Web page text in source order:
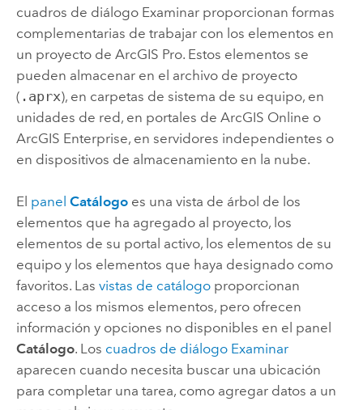
cuadros de diálogo Examinar proporcionan formas
complementarias de trabajar con los elementos en
un proyecto de ArcGIS Pro. Estos elementos se
pueden almacenar en el archivo de proyecto
( .aprx), en carpetas de sistema de su equipo, en
unidades de red, en portales de ArcGIS Online o
ArcGIS Enterprise, en servidores independientes o
en dispositivos de almacenamiento en la nube.
El panel Catálogoes una vista de árbol de los
elementos que ha agregado al proyecto, los
elementos de su portal activo, los elementos de su
equipo y los elementos que haya designado como
favoritos. Las vistas de catálogoproporcionan
acceso a los mismos elementos, pero ofrecen
información y opciones no disponibles en el panel
Catálogo. Los cuadros de diálogo Examinar
aparecen cuando necesita buscar una ubicación
para completar una tarea, como agregar datos a un